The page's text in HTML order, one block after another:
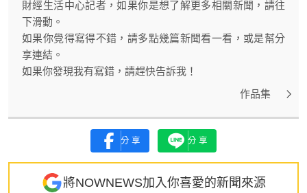
財經生活中心記者，如果你是想了解更多相關新聞，請往
下滑動。
如果你覺得寫得不錯，請多點幾篇新聞看一看，或是幫分
享連結。
如果你發現我有寫錯，請趕快告訴我！
作品集
分享 分享
將NOWNEWS加入你喜愛的新聞來源